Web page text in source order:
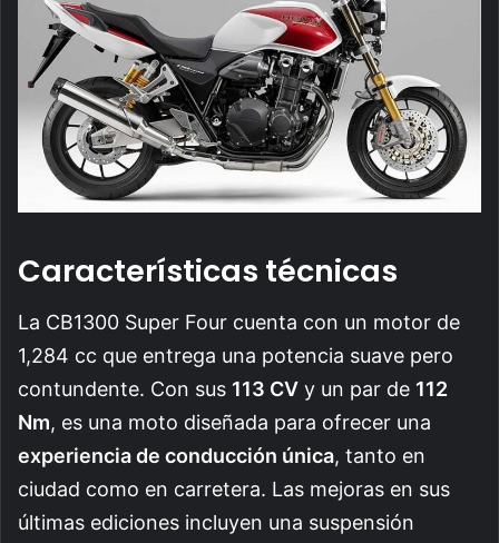
Características técnicas
La CB1300 Super Four cuenta con un motor de
1,284 cc que entrega una potencia suave pero
contundente. Con sus 113 CV y un par de 112
Nm, es una moto diseñada para ofrecer una
experiencia de conducción única, tanto en
ciudad como en carretera. Las mejoras en sus
últimas ediciones incluyen una suspensión